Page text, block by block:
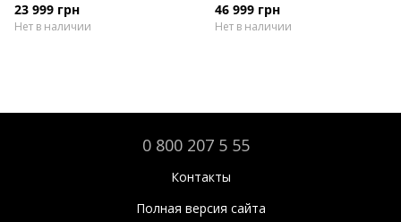
23 999 грн
Нет в наличии
46 999 грн
Нет в наличии
0 800 207 5 55
Контакты
Полная версия сайта